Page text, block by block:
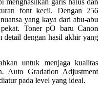
font kecil. Dengan 256
yang kaya dari abu-abu
Toner pO baru Canon
detail dengan hasil akhir yang
untuk menjaga kualitas
Auto Gradation Adjustment
pada level yang ideal.